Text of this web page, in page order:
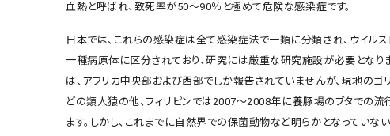
血熱と呼ばれ、致死率が50～90％と極めて危険な感染症です。
日本では、これらの感染症は全て感染症法で一類に分類され、ウイル
一種病原体に区分されており、研究には厳重な研究施設が必要となり
は、アフリカ中央部および西部でしか報告されていませんが、現地のゴ
どの類人猿の他、フィリピンでは2007～2008年に養豚場のブタでの流
ます。しかし、これまでに自然界での保菌動物など明らかとなっていない